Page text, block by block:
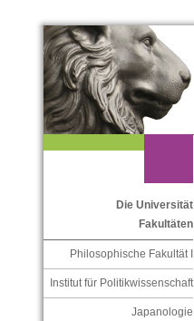
Die Universität
Fakultäten
Philosophische Fakultät I
Institut für Politikwissenschaft
Japanologie